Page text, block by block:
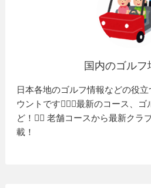
国内のゴルフ
日本各地のゴルフ情報などの役
ウントです🏌️‍♂️⛳️最新のコース、
ど！🏌️‍♀️ 老舗コースから最新クラ
載！